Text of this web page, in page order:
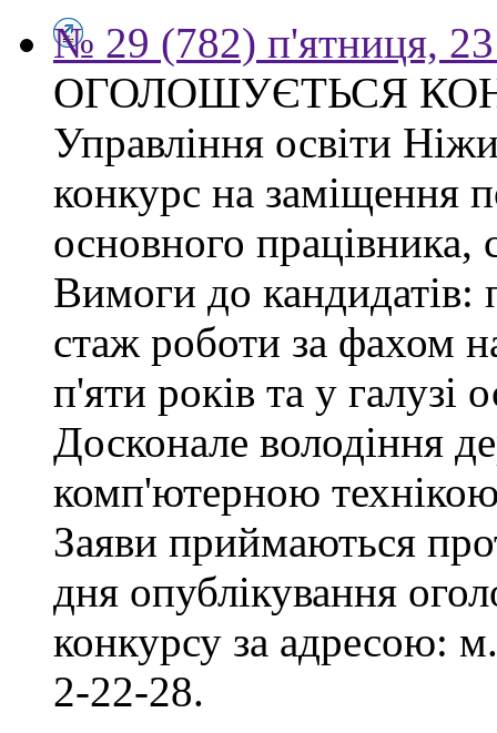
№ 29 (782) п'ятниця,
ОГОЛОШУЄТЬСЯ
Управління освіти
конкурс на заміщення
основного працівника,
Вимоги до кандидатів:
стаж роботи за фахом
п'яти років та у галузі
Досконале володіння
комп'ютерною
Заяви приймаються
дня опублікування
конкурсу за адресою:
2-22-28.